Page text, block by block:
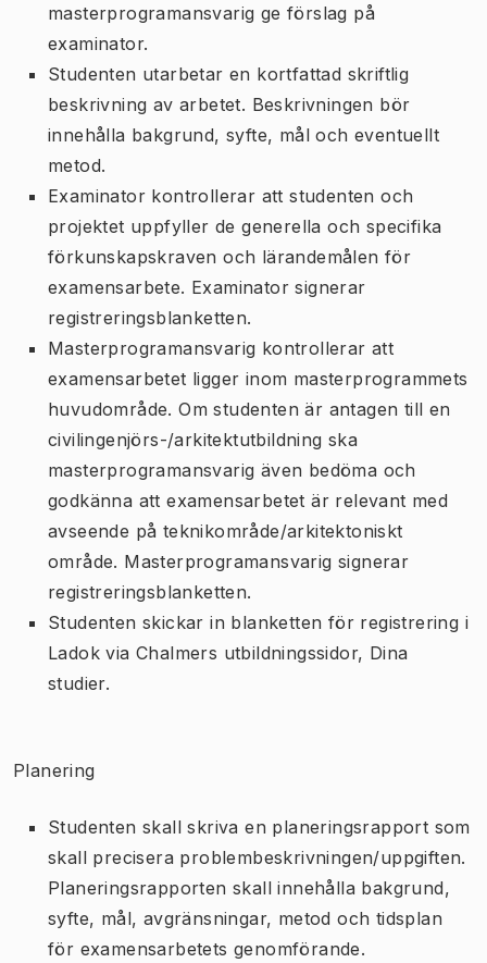
masterprogramansvarig ge förslag på
examinator.
Studenten utarbetar en kortfattad skriftlig
beskrivning av arbetet. Beskrivningen bör
innehålla bakgrund, syfte, mål och eventuellt
metod.
Examinator kontrollerar att studenten och
projektet uppfyller de generella och specifika
förkunskapskraven och lärandemålen för
examensarbete. Examinator signerar
registreringsblanketten.
Masterprogramansvarig kontrollerar att
examensarbetet ligger inom masterprogrammets
huvudområde. Om studenten är antagen till en
civilingenjörs-/arkitektutbildning ska
masterprogramansvarig även bedöma och
godkänna att examensarbetet är relevant med
avseende på teknikområde/arkitektoniskt
område. Masterprogramansvarig signerar
registreringsblanketten.
Studenten skickar in blanketten för registrering i
Ladok via Chalmers utbildningssidor, Dina
studier.
Planering
Studenten skall skriva en planeringsrapport som
skall precisera problembeskrivningen/uppgiften.
Planeringsrapporten skall innehålla bakgrund,
syfte, mål, avgränsningar, metod och tidsplan
för examensarbetets genomförande.